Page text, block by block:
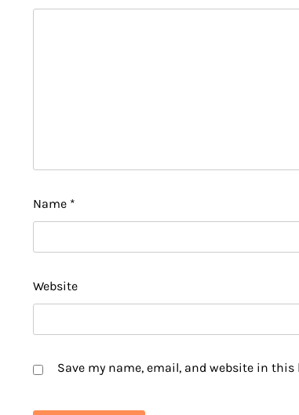
Name *
Website
Save my name, email, and website in